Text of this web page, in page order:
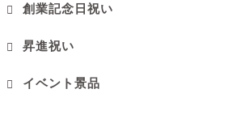
創業記念日祝い
昇進祝い
イベント景品